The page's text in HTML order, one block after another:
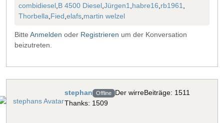
combidiesel,B 4500 Diesel,Jürgen1,habre16,rb1961,
Thorbella,Fied,elafs,martin welzel
Bitte Anmelden oder Registrieren um der Konversation
beizutreten.
stephan Offline Der wirreBeiträge: 1511
Thanks: 1509